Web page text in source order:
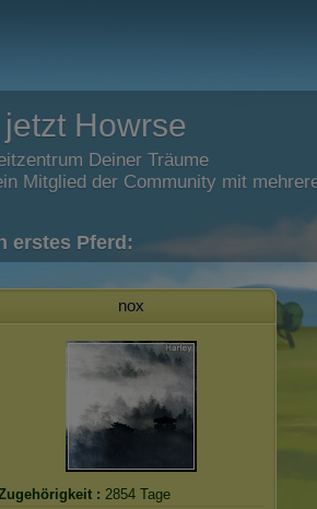
Howrse
Deiner Träume
Mitglied der Community mit
erstes Pferd:
nox
: 2854 Tage